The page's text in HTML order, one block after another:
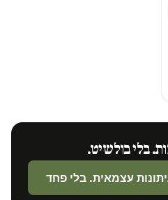
בלי בולשיט.
עצמאית. בלי פחד